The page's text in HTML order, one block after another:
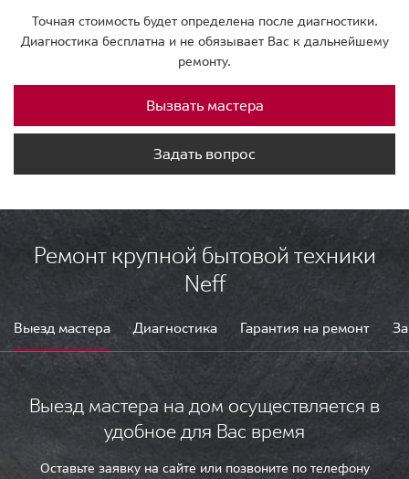
Точная стоимость будет определена после диагностики.
Диагностика бесплатна и не обязывает Вас к дальнейшему
ремонту.
Вызвать мастера
Задать вопрос
Ремонт крупной бытовой техники
Neff
Выезд мастера Диагностика Гарантия на ремонт
Выезд мастера на дом осуществляется в
удобное для Вас время
Оставьте заявку на сайте или позвоните по телефону